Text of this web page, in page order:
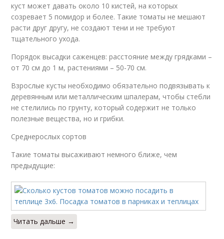
куст может давать около 10 кистей, на которых
созревает 5 помидор и более. Такие томаты не мешают
расти друг другу, не создают тени и не требуют
тщательного ухода.
Порядок высадки саженцев: расстояние между грядками –
от 70 см до 1 м, растениями – 50-70 см.
Взрослые кусты необходимо обязательно подвязывать к
деревянным или металлическим шпалерам, чтобы стебли
не стелились по грунту, который содержит не только
полезные вещества, но и грибки.
Среднерослых сортов
Такие томаты высаживают немного ближе, чем
предыдущие:
Читать дальше →